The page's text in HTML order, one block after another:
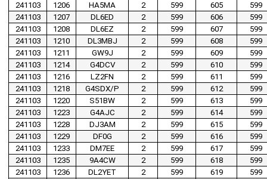
241103
1206 HA5MA 2 599 605
599
241103
1207 DL6ED 2 599 606
599
241103
1208 DL6EZ 2 599 607
599
241103
1210 DL3MBJ 2 599 608
599
241103
1211 GW9J 2 599 609
599
241103
1214 G4DCV 2 599 610
599
241103
1216 LZ2FN 2 599 611
599
241103
1218 G4SDX/P 2 599 612
599
241103
1220 S51BW 2 599 613
599
241103
1223 G4AJC 2 599 614
599
241103
1228 DJ3AM 2 599 615
599
241103
1229 DF0G 2 599 616
599
241103
1233 DM7EE 2 599 617
599
241103
1235 9A4CW 2 599 618
599
241103
1236 DL2YET 2 599 619
599